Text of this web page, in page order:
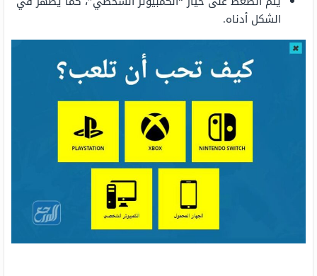
الشكل أدناه.